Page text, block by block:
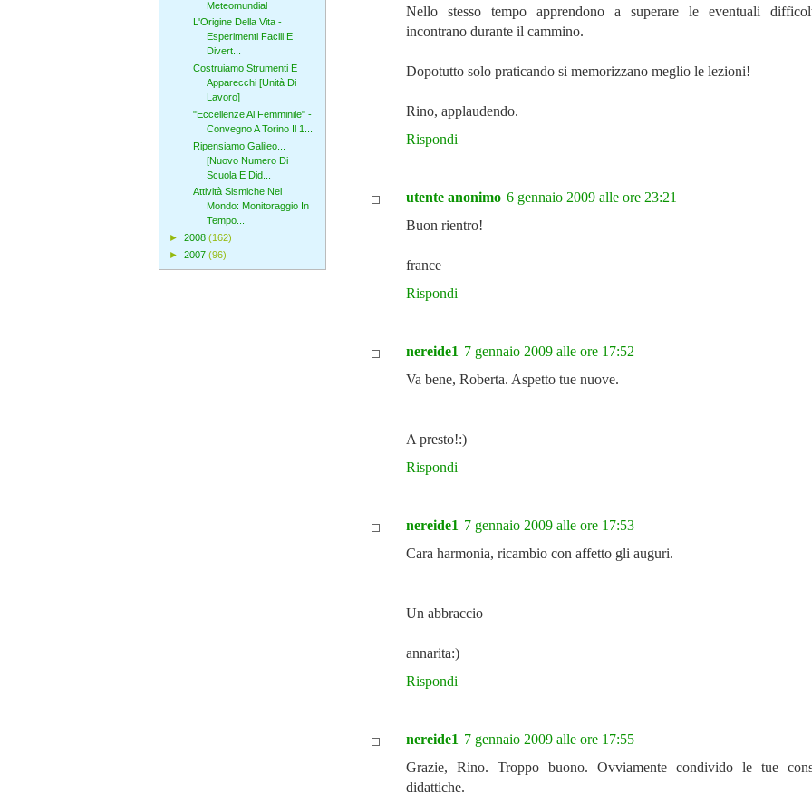
Nello stesso tempo apprendono a superare le eventuali
incontrano durante il cammino.
Dopotutto solo praticando si memorizzano meglio le lezioni!
Rino, applaudendo.
Rispondi
utente anonimo 6 gennaio 2009 alle ore 23:21
Buon rientro!
france
Rispondi
nereide1 7 gennaio 2009 alle ore 17:52
Va bene, Roberta. Aspetto tue nuove.
A presto!:)
Rispondi
nereide1 7 gennaio 2009 alle ore 17:53
Cara harmonia, ricambio con affetto gli auguri.
Un abbraccio
annarita:)
Rispondi
nereide1 7 gennaio 2009 alle ore 17:55
Grazie, Rino. Troppo buono. Ovviamente condivido le tue
didattiche.
Meteomundial
L'Origine Della Vita -
Esperimenti Facili E
Divert...
Costruiamo Strumenti E
Apparecchi [Unità Di
Lavoro]
"Eccellenze Al Femminile" -
Convegno A Torino Il 1...
Ripensiamo Galileo...
[Nuovo Numero Di
Scuola E Did...
Attività Sismiche Nel
Mondo: Monitoraggio In
Tempo...
► 2008 (162)
► 2007 (96)